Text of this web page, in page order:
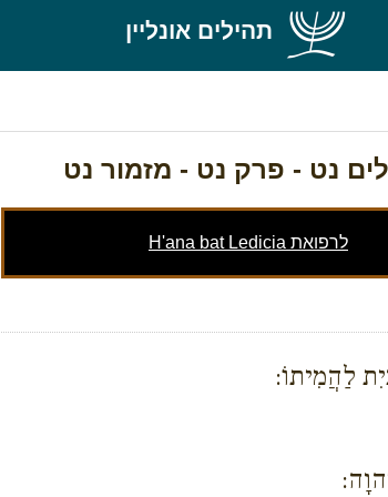
תהילים אונליין
נט - פרק נט - מזמור נט
לרפואת H'ana bat Ledicia
לַהֲמִיתוֹ: